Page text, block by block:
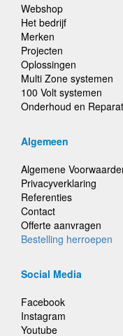
Webshop
Het bedrijf
Merken
Projecten
Oplossingen
Multi Zone systemen
100 Volt systemen
Onderhoud en
Algemeen
Algemene
Privacyverklaring
Referenties
Contact
Offerte aanvragen
Bestelling herroepen
Social Media
Facebook
Instagram
Youtube